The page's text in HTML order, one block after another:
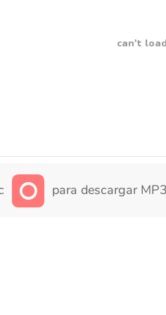
can't
para descargar